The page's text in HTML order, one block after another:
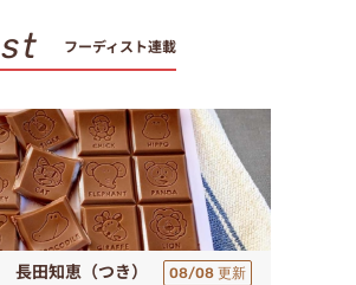
フーディスト連載
長田知恵（つき） 08/08 更新